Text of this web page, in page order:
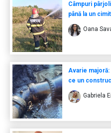
Câmpuri
până la un
Oana
Avarie majoră:
ce un
Gabriela